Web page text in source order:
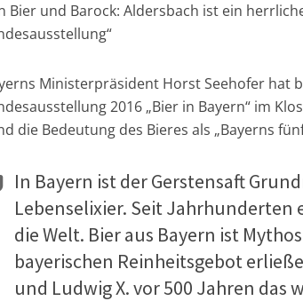
Bier und Barock: Aldersbach ist ein
Ministerpräsident Horst Seehofer hat
2016 „Bier in Bayern“ im
die Bedeutung des Bieres als „Bayerns
In Bayern ist der Gerstensaft
Lebenselixier. Seit Jahrhunderten
die Welt. Bier aus Bayern ist
bayerischen Reinheitsgebot
und Ludwig X. vor 500 Jahren das